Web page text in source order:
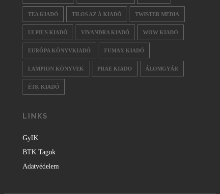
TEA KIADÓ TILOS AZ Á KIADÓ TWISTER MEDIA
ULPIUS KIADÓ VIVANDRA KIADÓ WOW KIADÓ
EURÓPA KÖNYVKIADÓ FUMAX KIADÓ
LAMPION KÖNYVEK PRAE KIADO ÁLOMGYÁR
ÉTK KIADÓ
LINKS
GyIK
BTK Tagok
Adatvédelem